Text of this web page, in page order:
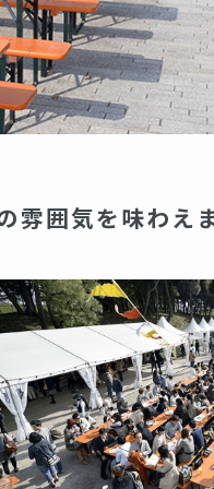
雰囲気を味わえ